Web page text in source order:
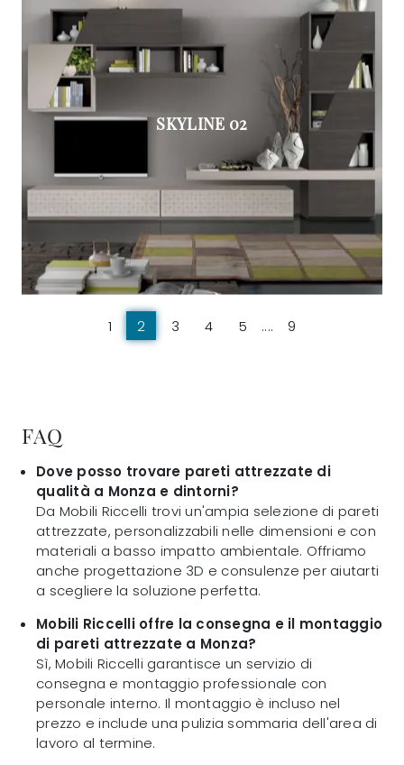
SKYLINE 02
1 2 3 4 5 .... 9
FAQ
Dove posso trovare pareti attrezzate di
qualità a Monza e dintorni?
Da Mobili Riccelli trovi un'ampia selezione di pareti
attrezzate, personalizzabili nelle dimensioni e con
materiali a basso impatto ambientale. Offriamo
anche progettazione 3D e consulenze per aiutarti
a scegliere la soluzione perfetta.
Mobili Riccelli offre la consegna e il montaggio
di pareti attrezzate a Monza?
Sì, Mobili Riccelli garantisce un servizio di
consegna e montaggio professionale con
personale interno. Il montaggio è incluso nel
prezzo e include una pulizia sommaria dell'area di
lavoro al termine.